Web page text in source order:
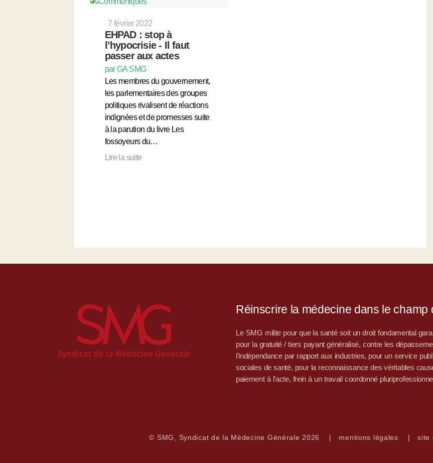
7 février 2022
EHPAD : stop à
l’hypocrisie - Il faut
passer aux actes
par GA SMG
Les membres du gouvernement,
les parlementaires des groupes
politiques rivalisent de réactions
indignées et de promesses suite
à la parution du livre Les
fossoyeurs du…
Lire la suite
Réinscrire la médecine dans le champ
Le SMG milite pour que la santé soit un droit fondamental
pour la gratuité / tiers payant généralisé, contre les
l’indépendance par rapport aux industries, pour un service
sociales de santé, pour la reconnaissance des véritables
paiement à l’acte, frein à un travail coordonné
© SMG, Syndicat de la Médecine Générale 2026 | mentions légales | site